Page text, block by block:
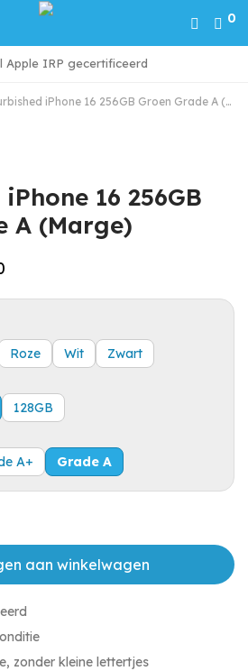
0
Apple IRP gecertificeerd
iPhone 16 256GB Groen Grade A (Marge)
16 256GB
A (Marge)
Roze Wit
Zwart
128GB
A+ Grade A
aan winkelwagen
zonder kleine lettertjes